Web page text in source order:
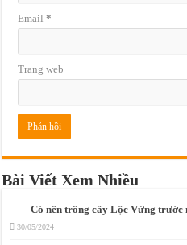
Email*
Trang web
Bài Viết Xem Nhiều
Có nên trồng cây Lộc Vừng
30/05/2024